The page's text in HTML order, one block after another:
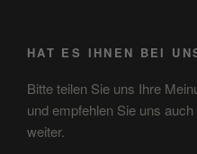
HAT ES IHNEN BEI
Bitte teilen Sie uns Ihre
und empfehlen Sie uns
weiter.